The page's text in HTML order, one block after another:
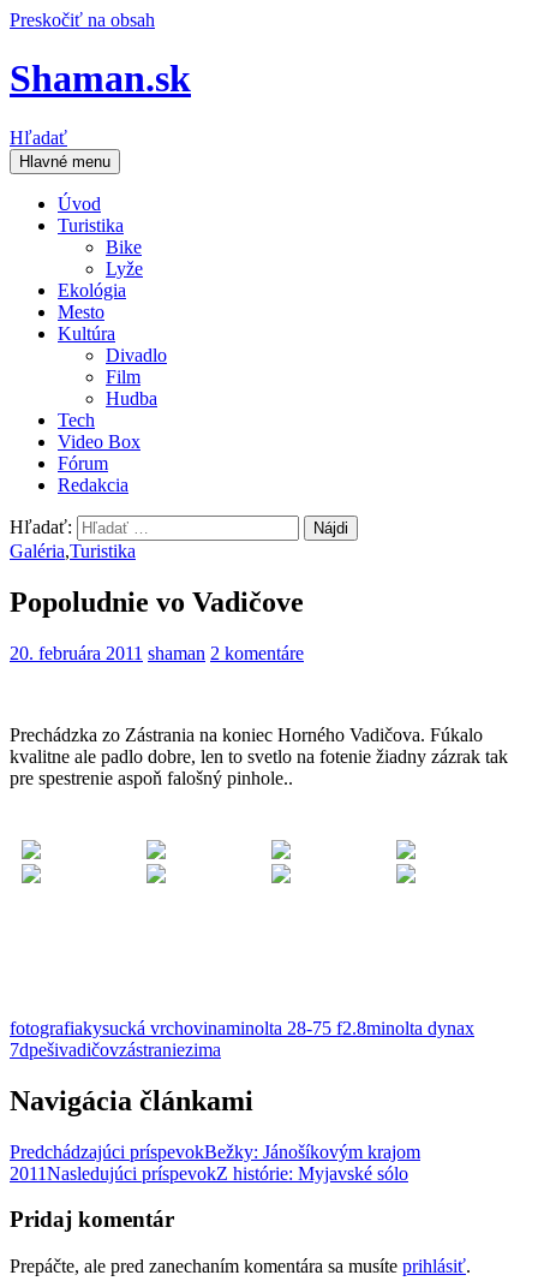
Preskočiť na obsah
Shaman.sk
Hľadať
Hlavné menu
Úvod
Turistika
Bike
Lyže
Ekológia
Mesto
Kultúra
Divadlo
Film
Hudba
Tech
Video Box
Fórum
Redakcia
Hľadať:
Galéria,Turistika
Popoludnie vo Vadičove
20. februára 2011 shaman 2 komentáre
Prechádzka zo Zástrania na koniec Horného Vadičova. Fúkalo
kvalitne ale padlo dobre, len to svetlo na fotenie žiadny zázrak tak
pre spestrenie aspoň falošný pinhole..
fotografiakysucká vrchovinaminolta 28-75 f2.8minolta dynax
7dpešivadičovzástraniezima
Navigácia článkami
Predchádzajúci príspevokBežky: Jánošíkovým krajom
2011Nasledujúci príspevokZ histórie: Myjavské sólo
Pridaj komentár
Prepáčte, ale pred zanechaním komentára sa musíte prihlásiť.